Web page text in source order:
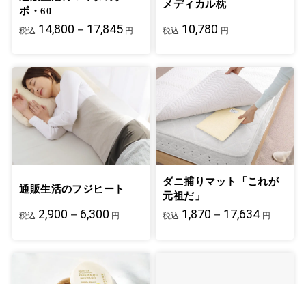
ボ・60
税込 14,800－17,845 円
メディカル枕
税込 10,780 円
通販生活のフジヒート
税込 2,900－6,300 円
ダニ捕りマット「これが
元祖だ」
税込 1,870－17,634 円